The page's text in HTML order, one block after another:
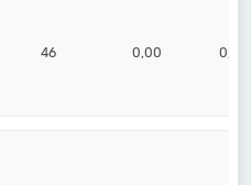
46 0,00 0,00